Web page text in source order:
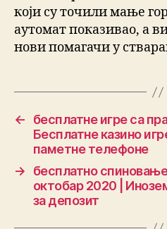
који су точили мање
аутомат показивао, а
нови помагачи у
←
бесплатне игре са
Бесплатне казино
паметне телефоне
→
бесплатно
октобар 2020 |
за депозит